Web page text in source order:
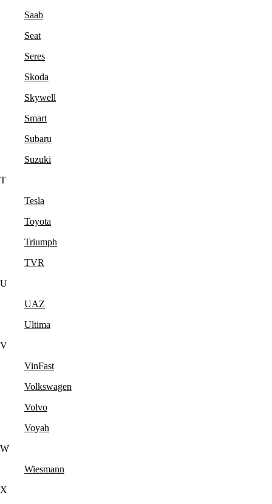
Saab
Seat
Seres
Skoda
Skywell
Smart
Subaru
Suzuki
T
Tesla
Toyota
Triumph
TVR
U
UAZ
Ultima
V
VinFast
Volkswagen
Volvo
Voyah
W
Wiesmann
X